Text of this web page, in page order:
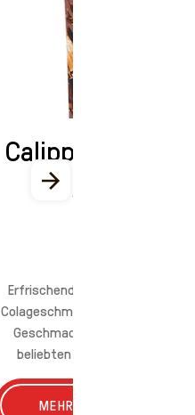
Calippo Cola 1 x
105 ml
Erfrischendes Wassereis mit
Colageschmack - das absolute
Geschmackserlebnis in der
beliebten "Quetschtüte".
MEHR ERFAHREN